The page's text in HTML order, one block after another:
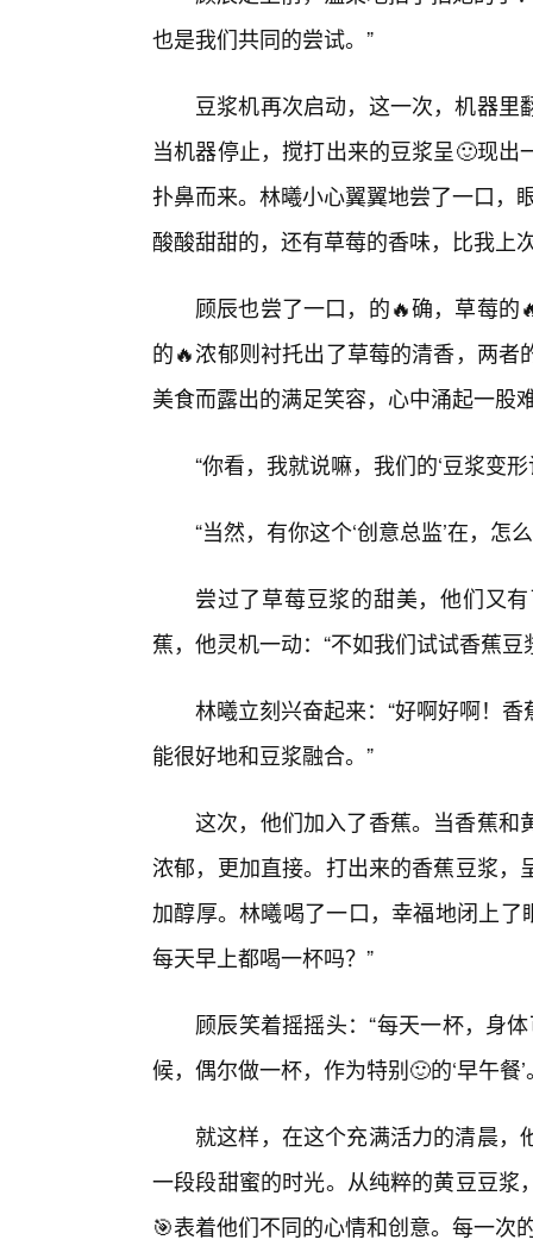
也是我们共同的尝试。”
豆浆机再次启动，这一次，机器
当机器停止，搅打出来的豆浆呈🙂现
扑鼻而来。林曦小心翼翼地尝了一口，
酸酸甜甜的，还有草莓的香味，比我上
顾辰也尝了一口，的🔥确，草莓
的🔥浓郁则衬托出了草莓的清香，两
美食而露出的满足笑容，心中涌起一股
“你看，我就说嘛，我们的‘豆浆变
“当然，有你这个‘创意总监’在，怎
尝过了草莓豆浆的甜美，他们又
蕉，他灵机一动：“不如我们试试香蕉豆
林曦立刻兴奋起来：“好啊好啊！
能很好地和豆浆融合。”
这次，他们加入了香蕉。当香蕉和
浓郁，更加直接。打出来的香蕉豆浆
加醇厚。林曦喝了一口，幸福地闭上了
每天早上都喝一杯吗？”
顾辰笑着摇摇头：“每天一杯，身
候，偶尔做一杯，作为特别🙂的‘早午餐’
就这样，在这个充满活力的清晨
一段段甜蜜的时光。从纯粹的黄豆豆
🎯表着他们不同的心情和创意。每一次